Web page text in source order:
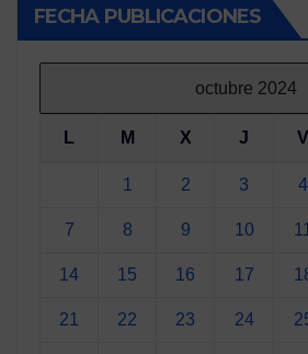
entradas
FECHA PUBLICACIONES
octubre 2024
L M X J V
1 2 3 4
7 8 9 10
14 15 16 17
21 22 23 24